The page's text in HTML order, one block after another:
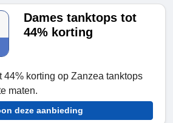
Dames tanktops tot
44% korting
44% korting op Zanzea tanktops
maten.
deze aanbieding